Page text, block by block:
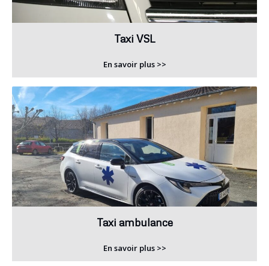
Taxi VSL
En savoir plus >>
Taxi ambulance
En savoir plus >>